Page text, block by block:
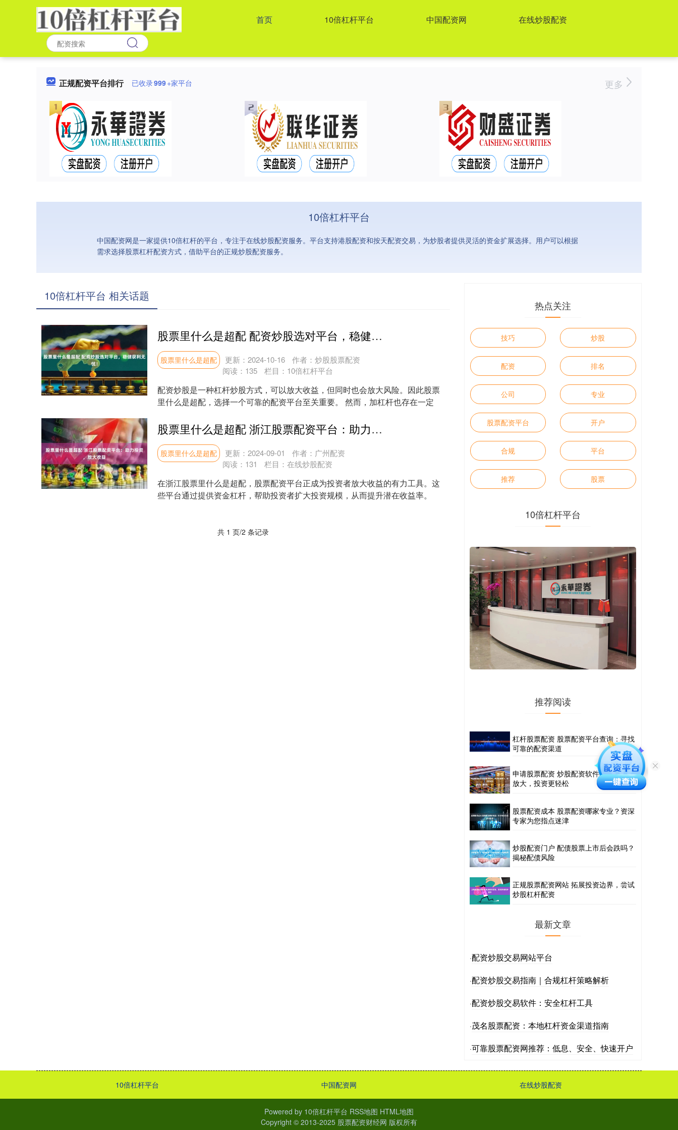
首页 10倍杠杆平台 中国配资网 在线炒股配资
正规配资平台排行 已收录999+家平台 更多
10倍杠杆平台
中国配资网是一家提供10倍杠杆的平台，专注于在线炒股配资服务。平台支持港股配资和按天配资交易，为炒股者提供灵活的资金扩展选择。用户可以根据
需求选择股票杠杆配资方式，借助平台的正规炒股配资服务。
10倍杠杆平台 相关话题
股票里什么是超配 配资炒股选对平台，稳健获利无忧！
股票里什么是超配 更新：2024-10-16
作者：炒股股票配资
阅读： 135 栏目： 10倍杠杆平台
配资炒股是一种杠杆炒股方式，可以放大收益，但同时也会放大风险。因此股票
里什么是超配，选择一个可靠的配资平台至关重要。 然而，加杠杆也存在一定
股票里什么是超配 浙江股票配资平台：助力投资，放大收益
股票里什么是超配 更新：2024-09-01
作者：广州配资
阅读： 131 栏目： 在线炒股配资
在浙江股票里什么是超配，股票配资平台正成为投资者放大收益的有力工具。这
些平台通过提供资金杠杆，帮助投资者扩大投资规模，从而提升潜在收益率。
共 1 页/2 条记录
热点关注
技巧 炒股
配资 排名
公司 专业
股票配资平台 开户
合规 平台
推荐 股票
10倍杠杆平台
推荐阅读
杠杆股票配资 股票配资平台查询：寻找
可靠的配资渠道
申请股票配资 炒股配资软件：助你资金
放大，投资更轻松
股票配资成本 股票配资哪家专业？资深
专家为您指点迷津
炒股配资门户 配债股票上市后会跌吗？
揭秘配债风险
正规股票配资网站 拓展投资边界，尝试
炒股杠杆配资
最新文章
·配资炒股交易网站平台
·配资炒股交易指南｜合规杠杆策略解析
·配资炒股交易软件：安全杠杆工具
·茂名股票配资：本地杠杆资金渠道指南
·可靠股票配资网推荐：低息、安全、快速开户
10倍杠杆平台 中国配资网 在线炒股配资
Powered by 10倍杠杆平台 RSS地图 HTML地图
Copyright © 2013-2025 股票配资财经网 版权所有